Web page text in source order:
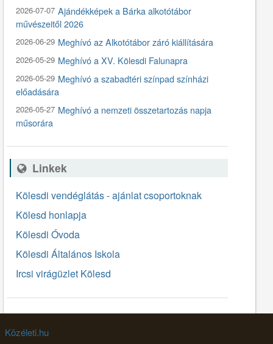
2026-07-07 Ajándékképek a Bárka alkotótábor
művészeitől 2026
2026-06-29 Meghívó az Alkotótábor záró kiállítására
2026-05-29 Meghívó a XV. Kölesdi Falunapra
2026-05-29 Meghívó a szabadtéri színpad színházi
előadására
2026-05-27 Meghívó a nemzeti összetartozás napja
műsorára
Linkek
Kölesdi vendéglátás - ajánlat csoportoknak
Kölesd honlapja
Kölesdi Óvoda
Kölesdi Általános Iskola
Ircsi virágüzlet Kölesd
Közéleti.hu